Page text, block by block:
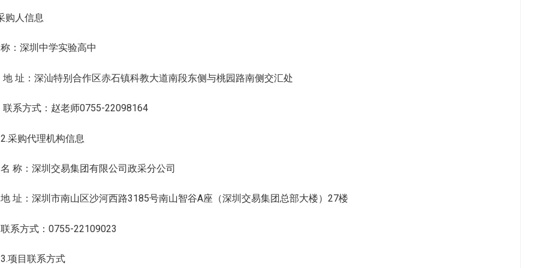
购人信息
：深圳中学实验高中
址：深汕特别合作区赤石镇科教大道南段东侧与桃园路南侧交汇处
系方式：赵老师0755-22098164
采购代理机构信息
称：深圳交易集团有限公司政采分公司
址：深圳市南山区沙河西路3185号南山智谷A座（深圳交易集团总部大楼）27楼
系方式：0755-22109023
项目联系方式